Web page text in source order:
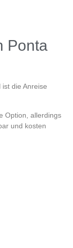
Ponta
die Anreise
Option, allerdings
und kosten